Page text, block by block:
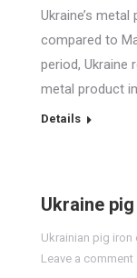
Ukraine’s
compared to
period, Ukraine
metal product
Details
Ukraine
Ukrainian pig iron
Leave a comment